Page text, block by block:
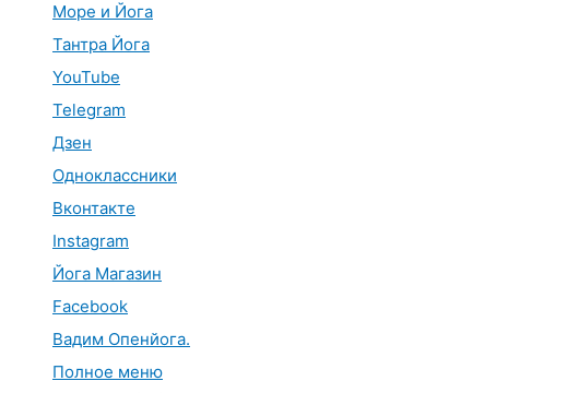
Море и Йога
Тантра Йога
YouTube
Telegram
Дзен
Одноклассники
Вконтакте
Instagram
Йога Магазин
Facebook
Вадим Опенйога.
Полное меню